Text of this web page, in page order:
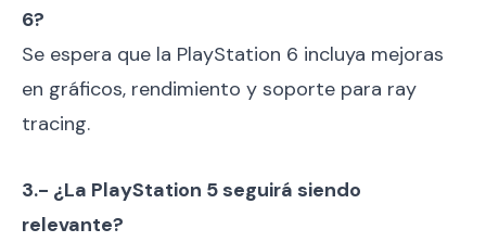
6?
Se espera que la PlayStation 6 incluya mejoras
en gráficos, rendimiento y soporte para ray
tracing.
3.- ¿La PlayStation 5 seguirá siendo
relevante?